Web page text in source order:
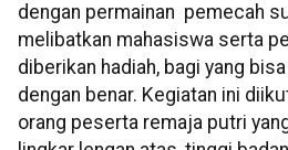
dengan permainan pemecah
melibatkan mahasiswa serta
diberikan hadiah, bagi yang
dengan benar. Kegiatan ini
orang peserta remaja putri